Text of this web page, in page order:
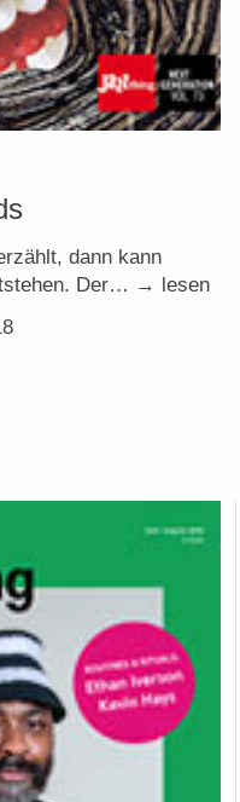
dann kann
Der… → lesen